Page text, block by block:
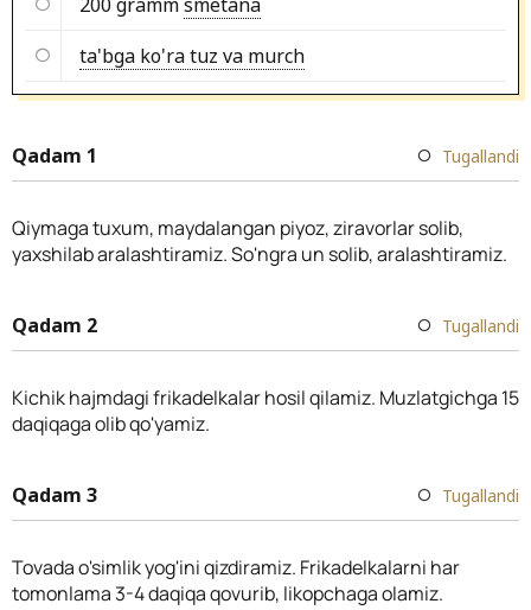
ta'bga ko'ra tuz va murch
Qadam 1 Tugallandi
Qiymaga tuxum, maydalangan piyoz, ziravorlar solib,
yaxshilab aralashtiramiz. So'ngra un solib, aralashtiramiz.
Qadam 2 Tugallandi
Kichik hajmdagi frikadelkalar hosil qilamiz. Muzlatgichga 15
daqiqaga olib qo'yamiz.
Qadam 3 Tugallandi
Tovada o'simlik yog'ini qizdiramiz. Frikadelkalarni har
tomonlama 3-4 daqiqa qovurib, likopchaga olamiz.